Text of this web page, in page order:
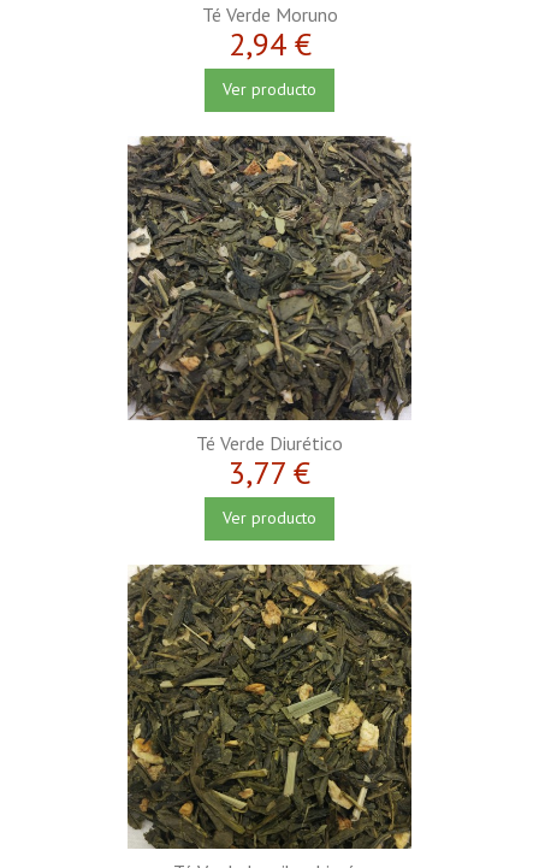
Té Verde Moruno
2,94 €
Ver producto
Té Verde Diurético
3,77 €
Ver producto